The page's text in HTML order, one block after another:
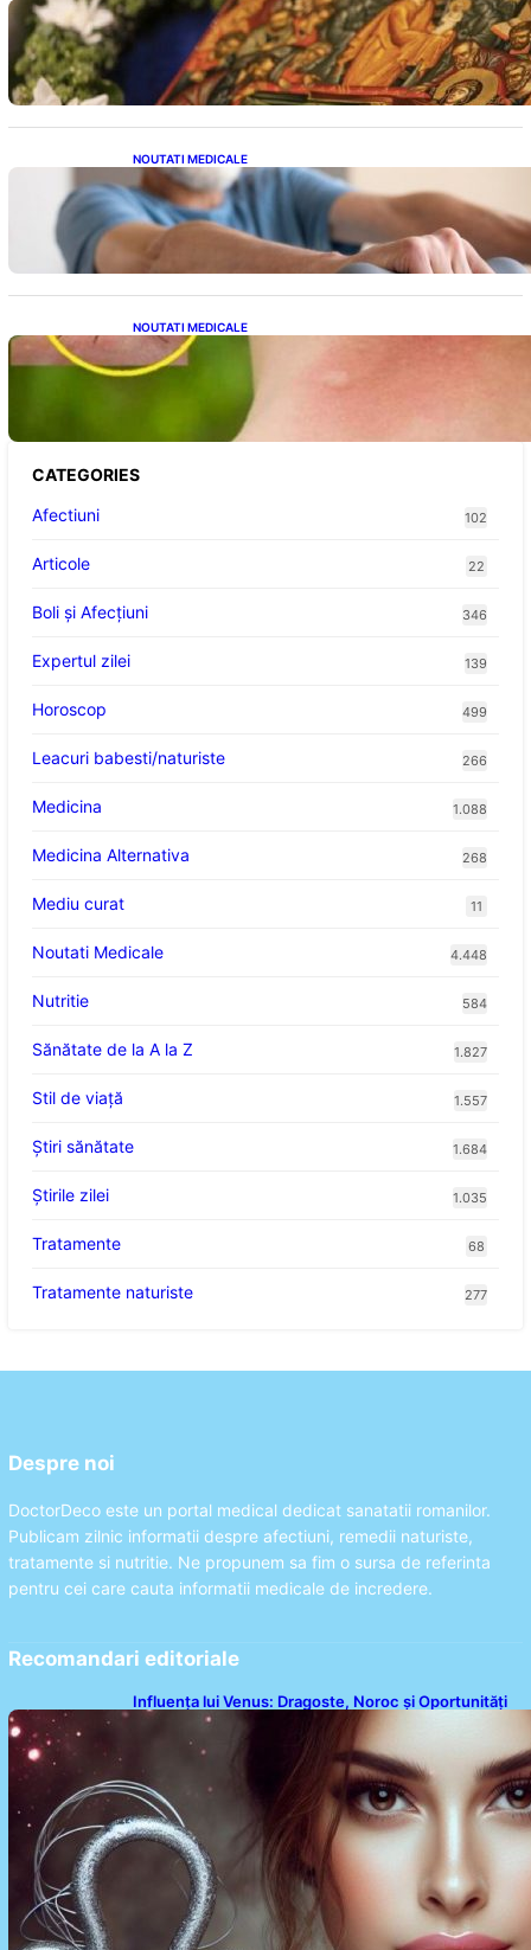
Postul Adormirii Maicii Domnului: Tradiții,
Superstiții și Implicații Spiritualitate în 2026
NOUTATI MEDICALE
Îmbunătățirea sănătății cardiovasculare:
Patru exerciții simple pentru reducerea
tensiunii arteriale la domiciliu
NOUTATI MEDICALE
Cum bacteriile pielii influențează atracția
țânțarilor: O nouă viziune asupra alegerii
CATEGORIES
Afectiuni
102
Articole 22
Boli și Afecțiuni 346
Expertul zilei 139
Horoscop 499
Leacuri babesti/naturiste 266
Medicina 1.088
Medicina Alternativa 268
Mediu curat 11
Noutati Medicale 4.448
Nutritie 584
Sănătate de la A la Z 1.827
Stil de viaţă 1.557
Ştiri sănătate 1.684
Știrile zilei 1.035
Tratamente 68
Tratamente naturiste 277
Despre noi
DoctorDeco este un portal medical dedicat sanatatii romanilor.
Publicam zilnic informatii despre afectiuni, remedii naturiste,
tratamente si nutritie. Ne propunem sa fim o sursa de referinta
pentru cei care cauta informatii medicale de incredere.
Recomandari editoriale
Influența lui Venus: Dragoste, Noroc și Oportunități
pentru Tauri și Balanțe în Weekendul 8-9 August